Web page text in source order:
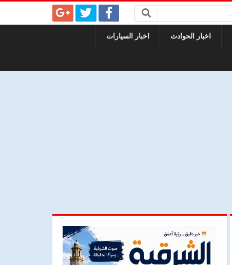
اخبار الحوادث اخبار السيارات